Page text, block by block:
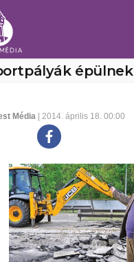
épülnek
Média | 2014. április 18. 00:00